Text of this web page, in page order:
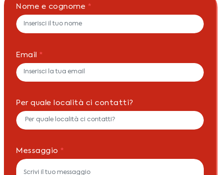
Nome e cognome *
Email *
Per quale località ci contatti?
Messaggio *